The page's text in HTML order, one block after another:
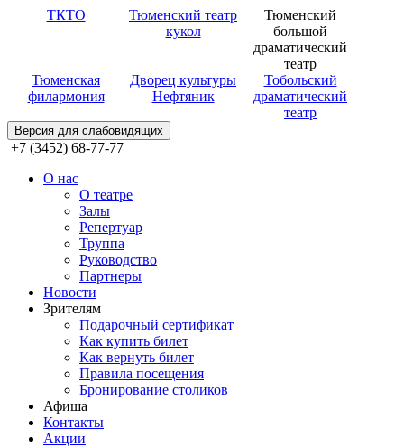
ТКТО
Тюменский театр
кукол
Тюменский
большой
драматический
театр
Тюменская
филармония
Дворец культуры
Нефтяник
Тобольский
драматический
театр
Версия для слабовидящих
+7 (3452) 68-77-77
О нас
О театре
Залы
Репертуар
Труппа
Руководство
Партнеры
Новости
Зрителям
Подарочный сертификат
Как купить билет
Как вернуть билет
Правила посещения
Бронирование столиков
Афиша
Контакты
Акции